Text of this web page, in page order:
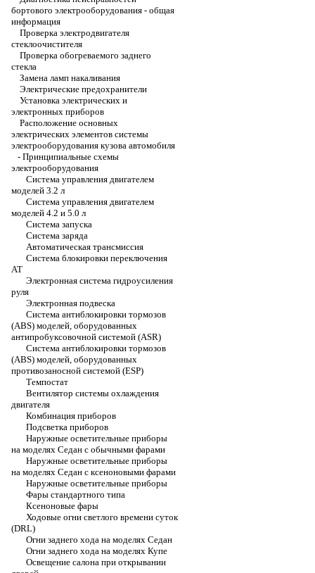
бортового электрооборудования - общая
информация
Проверка электродвигателя
стеклоочистителя
Проверка обогреваемого заднего
стекла
Замена ламп накаливания
Электрические предохранители
Установка электрических и
электронных приборов
Расположение основных
электрических элементов системы
электрооборудования кузова автомобиля
- Принципиальные схемы
электрооборудования
Система управления двигателем
моделей 3.2 л
Система управления двигателем
моделей 4.2 и 5.0 л
Система запуска
Система заряда
Автоматическая трансмиссия
Система блокировки переключения
АТ
Электронная система гидроусиления
руля
Электронная подвеска
Система антиблокировки тормозов
(ABS) моделей, оборудованных
антипробуксовочной системой (ASR)
Система антиблокировки тормозов
(ABS) моделей, оборудованных
противозаносной системой (ESP)
Темпостат
Вентилятор системы охлаждения
двигателя
Комбинация приборов
Подсветка приборов
Наружные осветительные приборы
на моделях Седан с обычными фарами
Наружные осветительные приборы
на моделях Седан с ксеноновыми фарами
Наружные осветительные приборы
Фары стандартного типа
Ксеноновые фары
Ходовые огни светлого времени суток
(DRL)
Огни заднего хода на моделях Седан
Огни заднего хода на моделях Купе
Освещение салона при открывании